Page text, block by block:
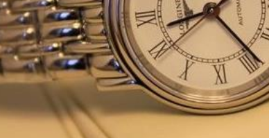
市迎泽区解放路15号亨得利名表服务中心（品牌授权
市沈河区中街路137号亨得利名表服务中心（品牌授权
市沈河区中街路83号亨得利名表服务中心（品牌授权
木齐市天山区红山路26号时代广场（CCMALL）C座
市鹿城区锦绣路1067号置信广场10层1015室（需提
滨市道里区友谊西路600号富力中心T2座写字楼29层
市中山区人民路15号国际金融大厦7层G室（需提前预